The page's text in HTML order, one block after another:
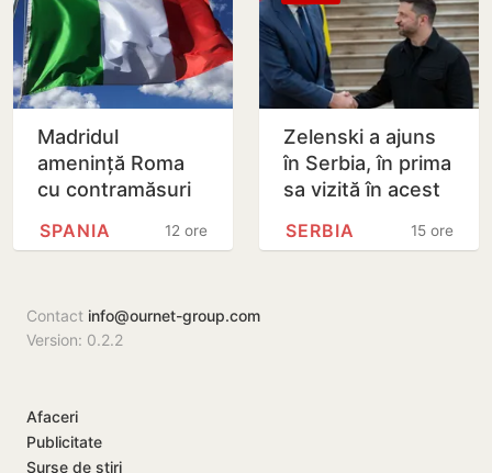
Madridul
amenință Roma
cu contramăsuri
renunță la
12 ore
SPANIA
Zelenski a ajuns
în Serbia, în prima
sa vizită în acest
tradițional al
15 ore
SERBIA
Contact info@ournet-group.com
Version: 0.2.2
Afaceri
Publicitate
Surse de știri